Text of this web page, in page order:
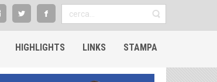
HIGHLIGHTS​ LINKS STAMPA